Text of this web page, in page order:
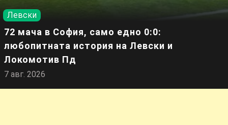
Левски
72 мача в София, само едно 0:0:
любопитната история на Левски и
Локомотив Пд
7 авг. 2026